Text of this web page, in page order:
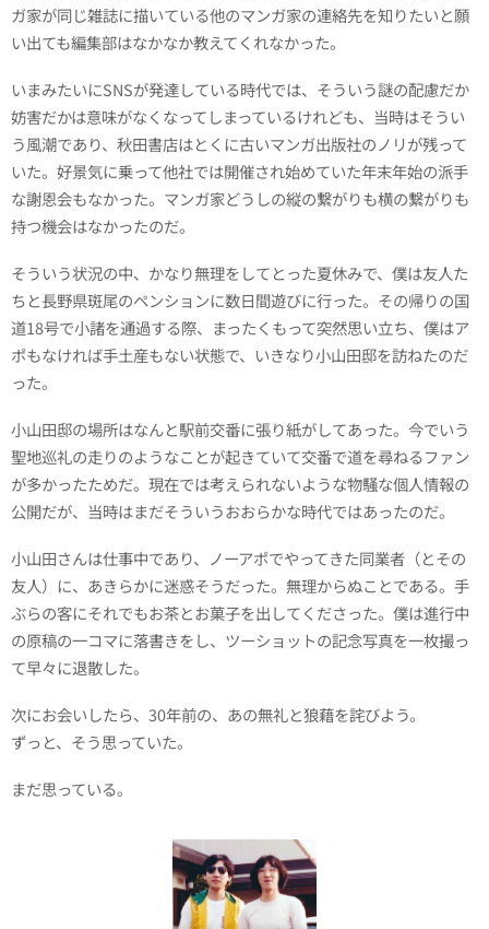
ガ家が同じ雑誌に描いている他のマンガ家の連絡先を知りたいと願
い出ても編集部はなかなか教えてくれなかった。
いまみたいにSNSが発達している時代では、そういう謎の配慮だか
妨害だかは意味がなくなってしまっているけれども、当時はそうい
う風潮であり、秋田書店はとくに古いマンガ出版社のノリが残って
いた。好景気に乗って他社では開催され始めていた年末年始の派手
な謝恩会もなかった。マンガ家どうしの縦の繋がりも横の繋がりも
持つ機会はなかったのだ。
そういう状況の中、かなり無理をしてとった夏休みで、僕は友人た
ちと長野県斑尾のペンションに数日間遊びに行った。その帰りの国
道18号で小諸を通過する際、まったくもって突然思い立ち、僕はア
ポもなければ手土産もない状態で、いきなり小山田邸を訪ねたのだ
った。
小山田邸の場所はなんと駅前交番に張り紙がしてあった。今でいう
聖地巡礼の走りのようなことが起きていて交番で道を尋ねるファン
が多かったためだ。現在では考えられないような物騒な個人情報の
公開だが、当時はまだそういうおおらかな時代ではあったのだ。
小山田さんは仕事中であり、ノーアポでやってきた同業者（とその
友人）に、あきらかに迷惑そうだった。無理からぬことである。手
ぶらの客にそれでもお茶とお菓子を出してくださった。僕は進行中
の原稿の一コマに落書きをし、ツーショットの記念写真を一枚撮っ
て早々に退散した。
次にお会いしたら、30年前の、あの無礼と狼藉を詫びよう。
ずっと、そう思っていた。
まだ思っている。